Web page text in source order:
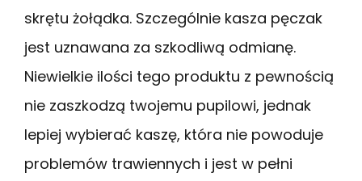
skrętu żołądka. Szczególnie kasza pęczak
jest uznawana za szkodliwą odmianę.
Niewielkie ilości tego produktu z pewnością
nie zaszkodzą twojemu pupilowi, jednak
lepiej wybierać kaszę, która nie powoduje
problemów trawiennych i jest w pełni